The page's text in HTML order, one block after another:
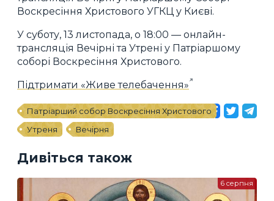
Воскресіння Христового УГКЦ у Києві.
У суботу, 13 листопада, о 18:00 — онлайн-
трансляція Вечірні та Утрені у Патріаршому
соборі Воскресіння Христового.
Підтримати «Живе телебачення»
Патріарший собор Воскресіння Христового
Утреня
Вечірня
Дивіться також
6 серпня